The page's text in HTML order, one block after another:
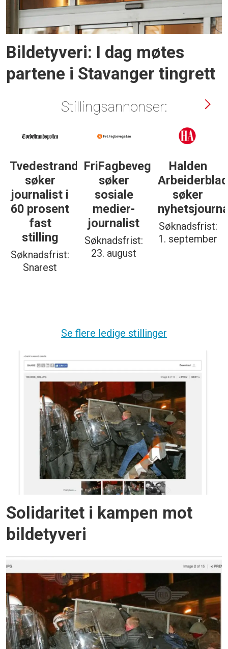
Bildetyveri: I dag møtes
partene i Stavanger tingrett
Stillingsannonser:
Tvedestrandsposten
søker
journalist i
60 prosent
fast
stilling
Søknadsfrist:
Snarest
FriFagbevegelse
søker
sosiale
medier-
journalist
Søknadsfrist:
23. august
Halden
Arbeiderblad
søker
Søknadsfrist:
1. september
Se flere ledige stillinger
Solidaritet i kampen mot
bildetyveri